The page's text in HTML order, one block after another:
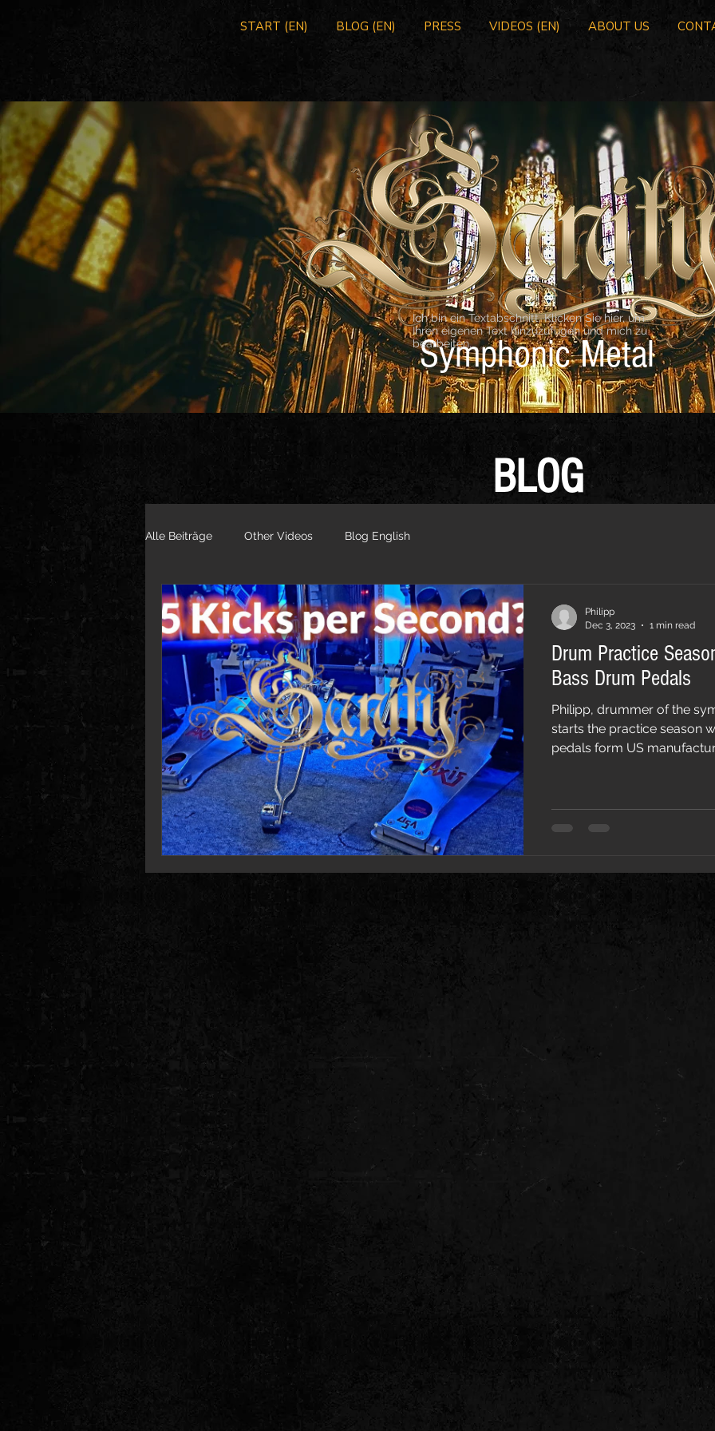
START (EN) BLOG (EN) PRESS VIDEOS (EN) ABOUT US
Symphonic Metal
Ich bin ein Textabschnitt. Klicken Sie hier, um
Ihren eigenen Text hinzuzufügen und mich zu
bearbeiten.
BLOG
Alle Beiträge Other Videos Blog English
Drum Practice
Bass Drum Pedals
Philipp, drummer of the
starts the practice season with a new set of bass drum
pedals form US
Philipp
Dec 3, 2023
1 min read